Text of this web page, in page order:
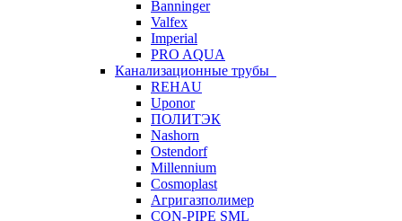
Banninger
Valfex
Imperial
PRO AQUA
Канализационные трубы
REHAU
Uponor
ПОЛИТЭК
Nashorn
Ostendorf
Millennium
Cosmoplast
Агригазполимер
CON-PIPE SML